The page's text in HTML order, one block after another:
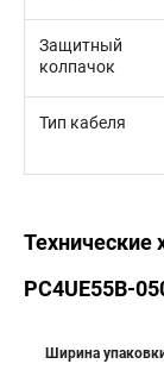
Защитный
колпачок
Тип кабеля
Технические
PC4UE55B-
Ширина